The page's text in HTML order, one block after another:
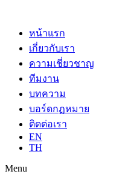
หน้าแรก
เกี่ยวกับเรา
ความเชี่ยวชาญ
ทีมงาน
บทความ
บอร์ดกฏหมาย
ติดต่อเรา
EN
TH
Menu